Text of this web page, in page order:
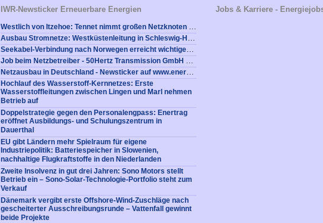
IWR-Newsticker Erneuerbare Energien
Hochlauf des Wasserstoff-Kernnetzes: Erste
Wasserstoffleitungen zwischen Lingen und Marl nehmen
Betrieb auf
Doppelstrategie gegen den Personalengpass: Enertrag
eröffnet Ausbildungs- und Schulungszentrum in
Dauerthal
EU gibt Ländern mehr Spielraum für eigene
Industriepolitik: Batteriespeicher in Slowenien,
nachhaltige Flugkraftstoffe in den Niederlanden
Zweite Insolvenz in gut drei Jahren: Sono Motors stellt
Betrieb ein – Sono-Solar-Technologie-Portfolio steht zum
Verkauf
Dänemark vergibt erste Offshore-Wind-Zuschläge nach
gescheiterter Ausschreibungsrunde – Vattenfall gewinnt
beide Projekte
Jobs & Karriere -